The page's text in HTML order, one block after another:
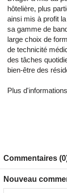
hôtelière, plus
ainsi mis à profit
sa gamme de
large choix de
de technicité
des tâches
bien-être des
Plus
Commentaires
Nouveau